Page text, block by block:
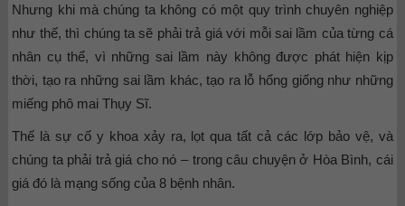
Nhưng khi mà chúng ta không có một quy trình chuyên nghiệp
như thế, thì chúng ta sẽ phải trả giá với mỗi sai lầm của từng cá
nhân cụ thể, vì những sai lầm này không được phát hiện kịp
thời, tạo ra những sai lầm khác, tạo ra lỗ hổng giống như những
miếng phô mai Thụy Sĩ.
Thế là sự cố y khoa xảy ra, lọt qua tất cả các lớp bảo vệ, và
chúng ta phải trả giá cho nó – trong câu chuyện ở Hòa Bình, cái
giá đó là mạng sống của 8 bệnh nhân.